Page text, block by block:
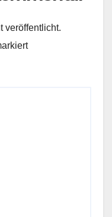
veröffentlicht.